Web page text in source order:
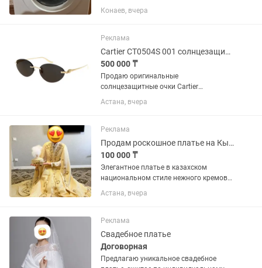
восстановление. Барабан с
трещинами. Внешнее состояние
целые. Продаётся целиком, не
разбиралась....
Конаев, вчера
Реклама
Cartier CT0504S 001 солнцезащитные очки
500 000 ₸
Продаю оригинальные
солнцезащитные очки Cartier
Характеристики: • Бренд: Cartier •
Модель: CT0504S 001 • Пол: Женские •
58□16-135 • Категория линз: Category
3...
Астана, вчера
Реклама
Продам роскошное платье на Кыз узату
100 000 ₸
Элегантное платье в казахском
национальном стиле нежного кремово-
золотого цвета. Украшено красивой
вышивкой и декоративными
пояс . 🌸 Надевалось один раз,...
Астана, вчера
Реклама
Свадебное платье
Договорная
Предлагаю уникальное свадебное